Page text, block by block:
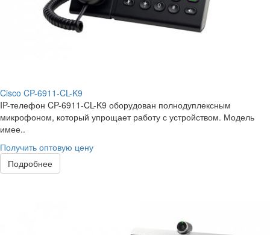
Cisco CP-6911-CL-K9
IP-телефон CP-6911-CL-K9 оборудован полнодуплексным
микрофоном, который упрощает работу с устройством. Модель
имее..
Получить оптовую цену
Подробнее